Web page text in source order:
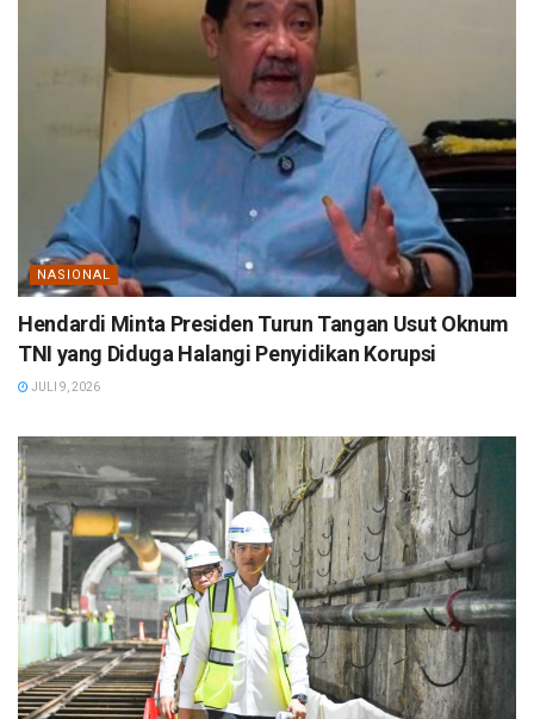
NASIONAL
Hendardi Minta Presiden Turun Tangan Usut Oknum
TNI yang Diduga Halangi Penyidikan Korupsi
JULI 9, 2026